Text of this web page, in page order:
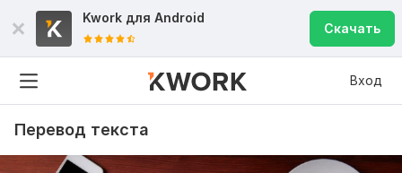
Kwork для Android
Скачать
Вход
Перевод текста